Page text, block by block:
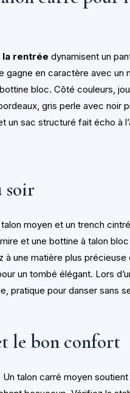
la rentrée dynamisent un
en caractère avec un
bloc. Côté couleurs,
gris perle avec noir
un sac structuré fait écho à
soir
moyen et un trench
et une bottine à talon
une matière plus précieuse
un tombé élégant. Lors
pratique pour danser sans
le bon confort
talon carré moyen